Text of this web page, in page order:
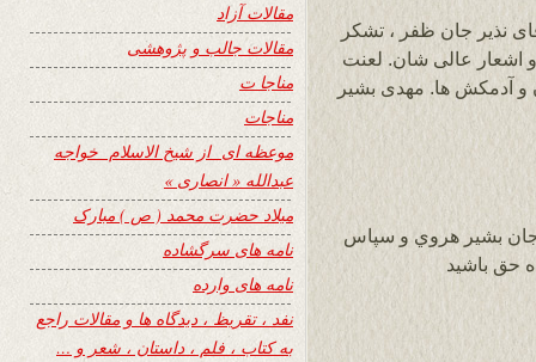
نذیر جان ظفر ، تشکر
و اشعار عالی شان. لعنت
و آدمکش ها. مهدی بشیر
بشير هروي و سپاس
حق باشيد
مقالات آزاد
مقالات جالب و پژوهشی
مناجا ت
مناجات
موعظه ای از شیخ الاسلام خواجه
عبدالله « انصاری »
میلاد حضرت محمد ( ص ) مبارک
نامه های سرگشاده
نامه های وارده
نفد ، تقریظ ، دیدگاه ها و مقالات راجع
به کتاب ، فلم ، داستان ، شعر و …